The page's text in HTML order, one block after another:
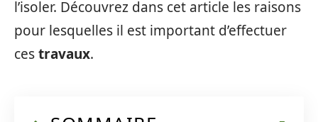
l’isoler. Découvrez dans cet article les raisons
pour lesquelles il est important d’effectuer
cestravaux.